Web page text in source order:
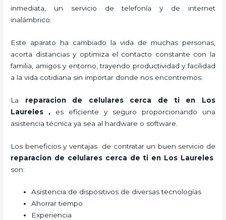
inmediata, un servicio de telefonía y de internet
inalámbrico.
Este aparato ha cambiado la vida de muchas personas,
acorta distancias y optimiza el contacto constante con la
familia, amigos y entorno, trayendo productividad y facilidad
a la vida cotidiana sin importar donde nos encontremos.
La reparacion de celulares cerca de ti en Los
Laureles
, es eficiente y seguro proporcionando una
asistencia técnica ya sea al hardware o software.
Los beneficios y ventajas de contratar un buen servicio de
reparacion de celulares cerca de ti en Los Laureles
son:
Asistencia de dispositivos de diversas tecnologías
Ahorrar tiempo
Experiencia